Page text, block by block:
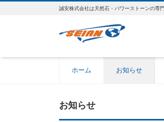
誠安株式会社は天然石・パワーストーンの専
ホーム お知らせ
お知らせ